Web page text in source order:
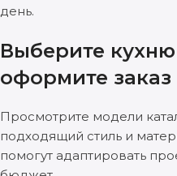
день.
Выберите
оформите заказ
Просмотрите модели
подходящий стиль и
помогут адаптировать